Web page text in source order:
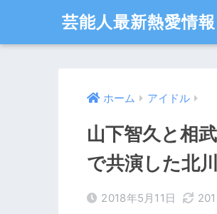
芸能人最新熱愛情報
ホーム アイドル
山下智久と相
で共演した北
2018年5月11日